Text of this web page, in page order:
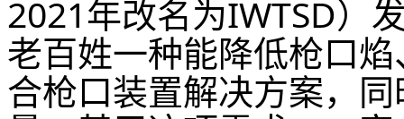
2021年改名为IWTSD）
老百姓一种能降低枪口
合枪口装置解决方案，